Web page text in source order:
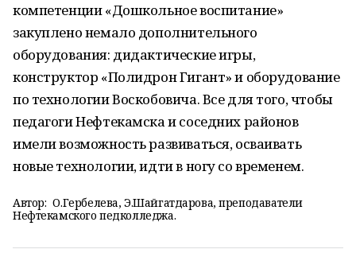
компетенции «Дошкольное воспитание»
закуплено немало дополнительного
оборудования: дидактические игры,
конструктор «Полидрон Гигант» и оборудование
по технологии Воскобовича. Все для того, чтобы
педагоги Нефтекамска и соседних районов
имели возможность развиваться, осваивать
новые технологии, идти в ногу со временем.
Автор: О.Гербелева, Э.Шайгатдарова, преподаватели
Нефтекамского педколледжа.